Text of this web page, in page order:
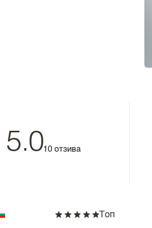
5.010 отзива
Топ